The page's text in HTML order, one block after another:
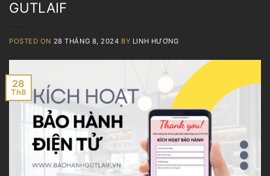
GUTLAIF
POSTED ON 28 THÁNG 8, 2024 BY LINH HƯƠNG
28
Th8